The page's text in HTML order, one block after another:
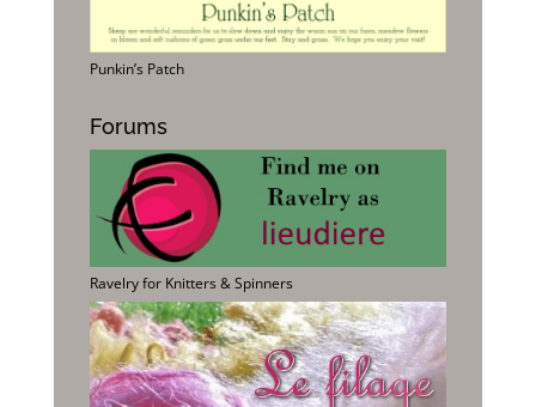
Punkin’s Patch
Forums
Ravelry for Knitters & Spinners